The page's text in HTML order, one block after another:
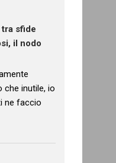
sfide
il nodo
che inutile, io
ne faccio